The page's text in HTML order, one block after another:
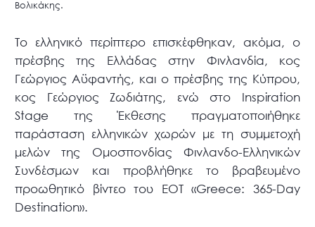
Βολικάκης.
Το ελληνικό περίπτερο επισκέφθηκαν, ακόμα, ο
πρέσβης της Ελλάδας στην Φινλανδία, κος
Γεώργιος Αϋφαντής, και ο πρέσβης της Κύπρου,
κος Γεώργιος Ζωδιάτης, ενώ στο Inspiration
Stage της Έκθεσης πραγματοποιήθηκε
παράσταση ελληνικών χωρών με τη συμμετοχή
μελών της Ομοσπονδίας Φινλανδο-Ελληνικών
Συνδέσμων και προβλήθηκε το βραβευμένο
προωθητικό βίντεο του ΕΟΤ «Greece: 365-Day
Destination».